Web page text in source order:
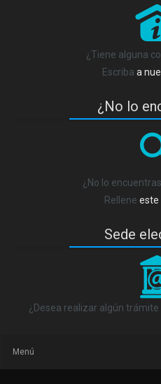
¿Tiene alguna
Escriba a
¿No lo
¿No lo
Rellene este
Sede
¿Desea realizar algún